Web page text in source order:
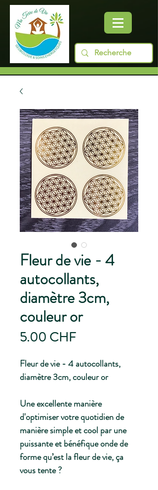
Fleur de vie - 4
autocollants,
diamètre 3cm,
couleur or
5.00 CHFPrix
Fleur de vie - 4 autocollants,
diamètre 3cm, couleur or
Une excellente manière
d'optimiser votre quotidien de
manière simple et cool par une
puissante et bénéfique onde de
forme qu’est la fleur de vie, ça
vous tente ?